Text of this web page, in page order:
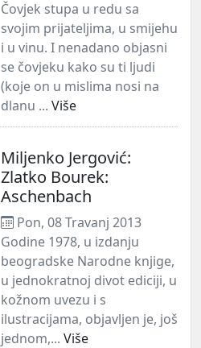
Čovjek stupa u redu sa
svojim prijateljima, u smijehu
i u vinu. I nenadano objasni
se čovjeku kako su ti ljudi
(koje on u mislima nosi na
dlanu ... Više
Miljenko Jergović:
Zlatko Bourek:
Aschenbach
Pon, 08 Travanj 2013
Godine 1978, u izdanju
beogradske Narodne knjige,
u jednokratnoj divot ediciji, u
kožnom uvezu i s
ilustracijama, objavljen je, još
jednom,... Više